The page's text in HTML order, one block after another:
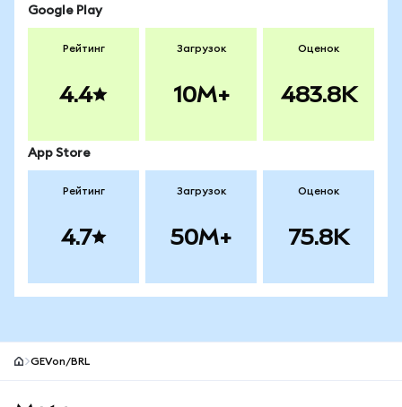
Google Play
Рейтинг
4.4
Загрузок
10M+
Оценок
483.8K
App Store
Рейтинг
4.7
Загрузок
50M+
Оценок
75.8K
GEVon/BRL